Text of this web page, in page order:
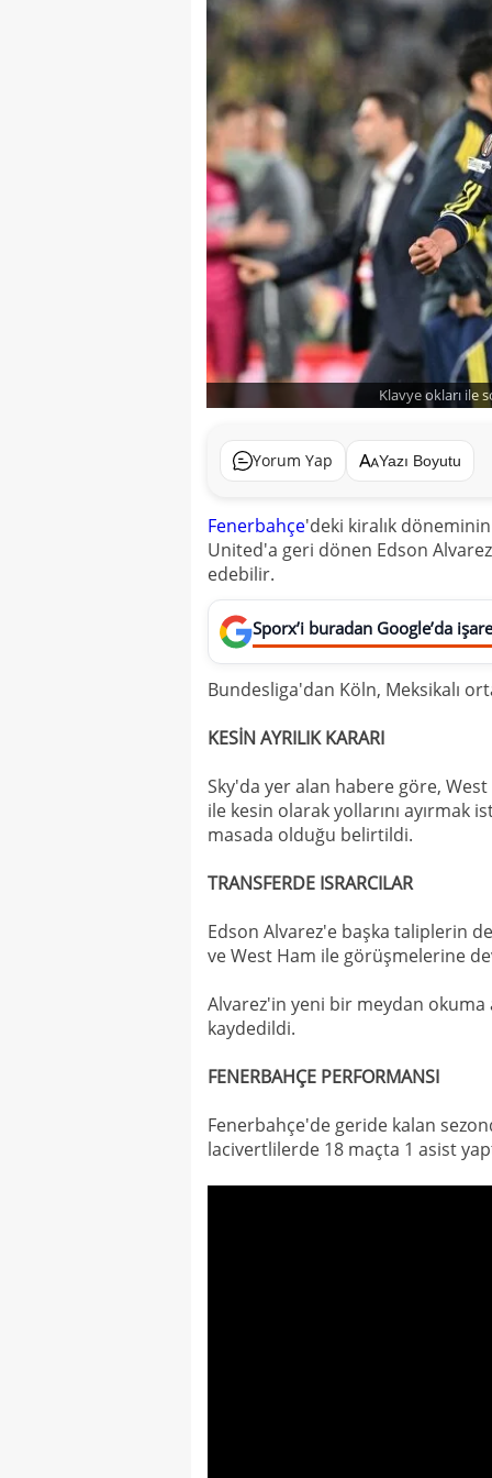
Klavye okları ile
Yorum Yap Yazı Boyutu
Fenerbahçe'deki kiralık
United'a geri dönen Edson
edebilir.
Sporx’i buradan Google’da
Bundesliga'dan Köln, Meksikalı
KESİN AYRILIK KARARI
Sky'da yer alan habere göre,
ile kesin olarak yollarını ayırmak
masada olduğu belirtildi.
TRANSFERDE ISRARCILAR
Edson Alvarez'e başka taliplerin
ve West Ham ile görüşmelerine
Alvarez'in yeni bir meydan okuma
kaydedildi.
FENERBAHÇE PERFORMANSI
Fenerbahçe'de geride kalan
lacivertlilerde 18 maçta 1 asist